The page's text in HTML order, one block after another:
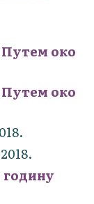
око
око
2018.